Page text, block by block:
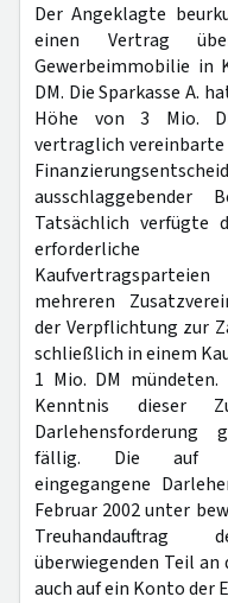
Der Angeklagte
einen Vertrag
Gewerbeimmobilie in
DM. Die Sparkasse A.
Höhe von 3 Mio.
vertraglich
ausschlaggebender
Tatsächlich verfügte
erforderliche
mehreren
der Verpflichtung zur
schließlich in einem
1 Mio. DM
Kenntnis dieser
Darlehensforderung
fällig. Die auf
eingegangene
Februar 2002 unter
überwiegenden Teil an
auch auf ein Konto der